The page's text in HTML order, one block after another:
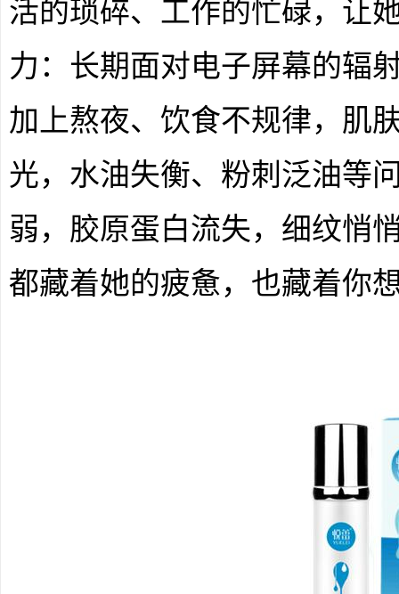
活的琐碎、工作的忙碌，让
力：长期面对电子屏幕的辐
加上熬夜、饮食不规律，肌
光，水油失衡、粉刺泛油等
弱，胶原蛋白流失，细纹悄
都藏着她的疲惫，也藏着你